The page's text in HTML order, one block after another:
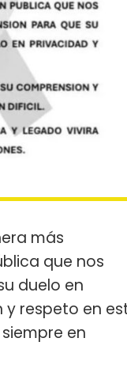
más
que nos
duelo en
y respeto en
en